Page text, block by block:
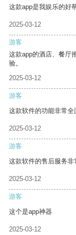
这款app是我娱乐的好
2025-03-12
游客
这款app的酒店、餐厅
验。
2025-03-12
游客
这款软件的功能非常全
2025-03-12
游客
这款软件的售后服务非
2025-03-12
游客
这个是app神器
2025-03-12